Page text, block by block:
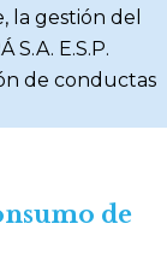
la gestión del
S.A. E.S.P.
de conductas
de